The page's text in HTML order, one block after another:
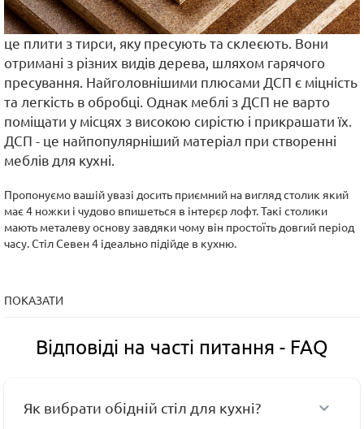
це плити з тирси, яку пресують та склеєють. Вони
отримані з різних видів дерева, шляхом гарячого
пресування. Найголовнішими плюсами ДСП є міцність
та легкість в обробці. Однак меблі з ДСП не варто
поміщати у місцях з високою сирістю і прикрашати їх.
ДСП - це найпопулярніший матеріал при створенні
меблів для кухні.
Пропонуємо вашій увазі досить приємний на вигляд столик який
має 4 ножки і чудово впишеться в інтерєр лофт. Такі столики
мають металеву основу завдяки чому він простоїть довгий період
часу. Стіл Севен 4 ідеально підійде в кухню.
ПОКАЗАТИ
Відповіді на часті питання - FAQ
Як вибрати обідній стіл для кухні?